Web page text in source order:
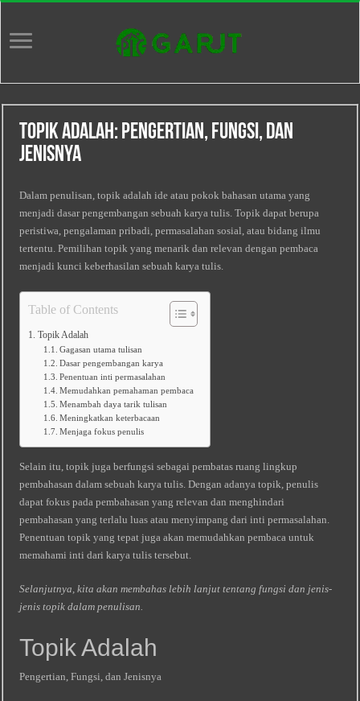
Topik Adalah: Pengertian, Fungsi, dan
Jenisnya
Dalam penulisan, topik adalah ide atau pokok bahasan utama yang
menjadi dasar pengembangan sebuah karya tulis. Topik dapat berupa
peristiwa, pengalaman pribadi, permasalahan sosial, atau bidang ilmu
tertentu. Pemilihan topik yang menarik dan relevan dengan pembaca
menjadi kunci keberhasilan sebuah karya tulis.
Table of Contents
Topik Adalah
Gagasan utama tulisan
Dasar pengembangan karya
Penentuan inti permasalahan
Memudahkan pemahaman pembaca
Menambah daya tarik tulisan
Meningkatkan keterbacaan
Menjaga fokus penulis
Selain itu, topik juga berfungsi sebagai pembatas ruang lingkup
pembahasan dalam sebuah karya tulis. Dengan adanya topik, penulis
dapat fokus pada pembahasan yang relevan dan menghindari
pembahasan yang terlalu luas atau menyimpang dari inti permasalahan.
Penentuan topik yang tepat juga akan memudahkan pembaca untuk
memahami inti dari karya tulis tersebut.
Selanjutnya, kita akan membahas lebih lanjut tentang fungsi dan jenis-
jenis topik dalam penulisan.
Topik Adalah
Pengertian, Fungsi, dan Jenisnya